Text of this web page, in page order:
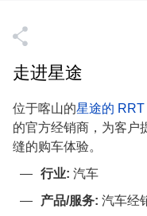
走进星途
位于喀山的星途的 RRT
的官方经销商，为客户
缝的购车体验。
行业: 汽车
产品/服务: 汽车经